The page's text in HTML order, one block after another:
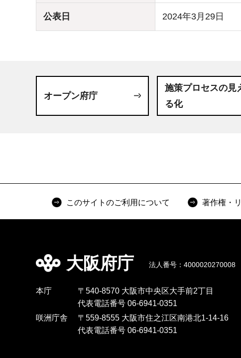
公表日 2024年3月29日
オープン府庁
施策プロセスの見
る化
このサイトのご利用について 著作権・
大阪府庁 法人番号：4000020270008
本庁
〒540-8570 大阪市中央区大手前2丁目
代表電話番号 06-6941-0351
咲洲庁舎
〒559-8555 大阪市住之江区南港北1-14-16
代表電話番号 06-6941-0351